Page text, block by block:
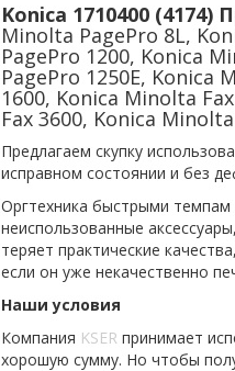
Konica 1710400 (4174)
Minolta PagePro 8L,
PagePro 1200, Konica
PagePro 1250E, Konica
1600, Konica Minolta
Fax 3600, Konica
Предлагаем скупку
исправном состоянии и без
Оргтехника быстрыми темпам
неиспользованные
теряет практические
если он уже некачественно
Наши условия
Компания KSER принимает
хорошую сумму. Но чтобы